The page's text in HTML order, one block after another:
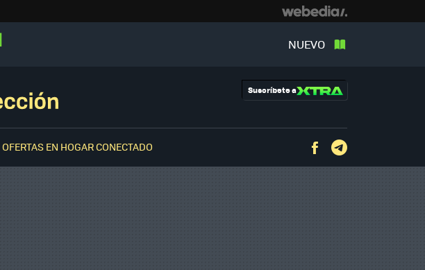
NUEVO
Suscríbete a
OFERTAS EN HOGAR CONECTADO Facebook